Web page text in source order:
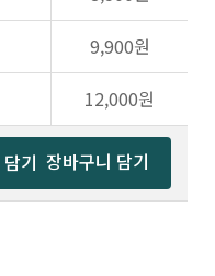
9,900원
12,000원
장바구니 담기